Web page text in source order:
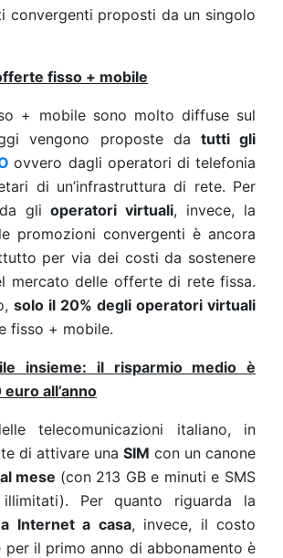
convergenti proposti da un singolo
fisso + mobile
+ mobile sono molto diffuse sul
vengono proposte da tutti gli
ovvero dagli operatori di telefonia
di un’infrastruttura di rete. Per
gli operatori virtuali, invece, la
promozioni convergenti è ancora
per via dei costi da sostenere
mercato delle offerte di rete fissa.
solo il 20% degli operatori virtuali
fisso + mobile.
insieme: il risparmio medio è
all’anno
telecomunicazioni italiano, in
di attivare una SIM con un canone
mese (con 213 GB e minuti e SMS
illimitati). Per quanto riguarda la
Internet a casa, invece, il costo
per il primo anno di abbonamento è